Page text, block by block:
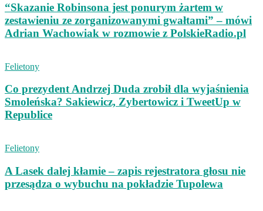
“Skazanie Robinsona jest ponurym żartem w
zestawieniu ze zorganizowanymi gwałtami” – mówi
Adrian Wachowiak w rozmowie z PolskieRadio.pl
Felietony
Co prezydent Andrzej Duda zrobił dla wyjaśnienia
Smoleńska? Sakiewicz, Zybertowicz i TweetUp w
Republice
Felietony
A Lasek dalej kłamie – zapis rejestratora głosu nie
przesądza o wybuchu na pokładzie Tupolewa